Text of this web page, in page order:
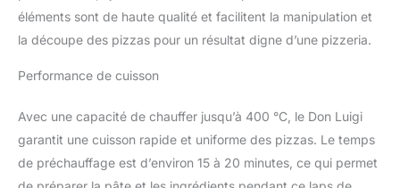
éléments sont de haute qualité et facilitent la manipulation et
la découpe des pizzas pour un résultat digne d’une pizzeria.
Performance de cuisson
Avec une capacité de chauffer jusqu’à 400 °C, le Don Luigi
garantit une cuisson rapide et uniforme des pizzas. Le temps
de préchauffage est d’environ 15 à 20 minutes, ce qui permet